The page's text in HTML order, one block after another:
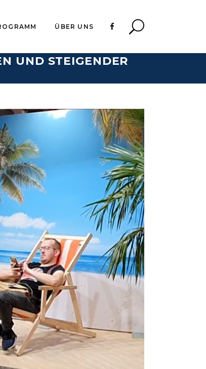
ÜBER UNS
UND STEIGENDER